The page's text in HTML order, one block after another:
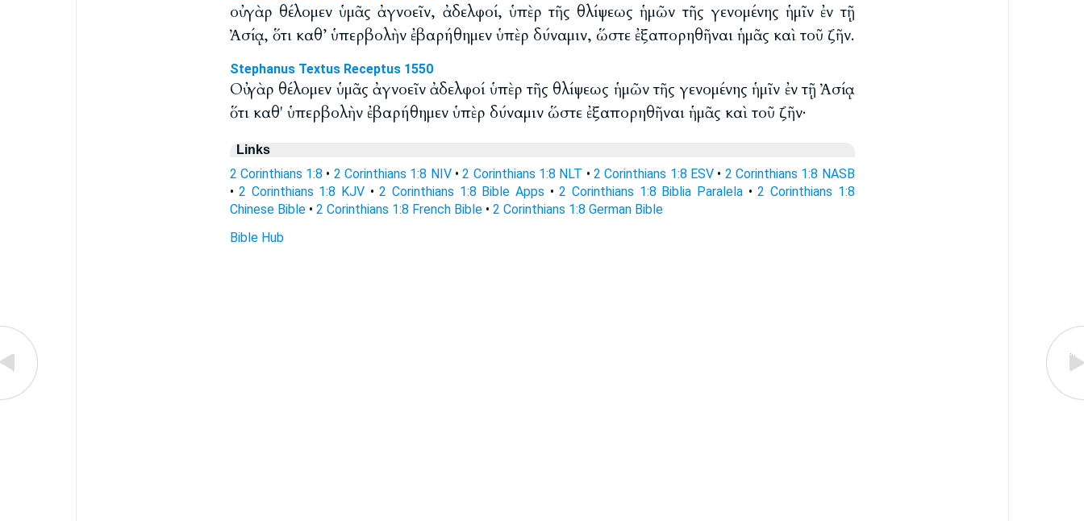
οὐ γὰρ θέλομεν ὑμᾶς ἀγνοεῖν, ἀδελφοί, ὑπὲρ τῆς θλίψεως ἡμῶν τῆς γενομένης ἡμῖν ἐν τῇ
Ἀσίᾳ, ὅτι καθ’ ὑπερβολὴν ἐβαρήθημεν ὑπὲρ δύναμιν, ὥστε ἐξαπορηθῆναι ἡμᾶς καὶ τοῦ ζῆν.
Stephanus Textus Receptus 1550
Οὐ γὰρ θέλομεν ὑμᾶς ἀγνοεῖν ἀδελφοί ὑπὲρ τῆς θλίψεως ἡμῶν τῆς γενομένης ἡμῖν ἐν τῇ Ἀσίᾳ
ὅτι καθ' ὑπερβολὴν ἐβαρήθημεν ὑπὲρ δύναμιν ὥστε ἐξαπορηθῆναι ἡμᾶς καὶ τοῦ ζῆν·
Links
2 Corinthians 1:8 • 2 Corinthians 1:8 NIV•2 Corinthians 1:8 NLT • 2 Corinthians 1:8 ESV• 2 Corinthians 1:8 NASB
•2 Corinthians 1:8 KJV •2 Corinthians 1:8 Bible Apps •2 Corinthians 1:8 Biblia Paralela•2 Corinthians 1:8
Chinese Bible• 2 Corinthians 1:8 French Bible• 2 Corinthians 1:8 German Bible
Bible Hub